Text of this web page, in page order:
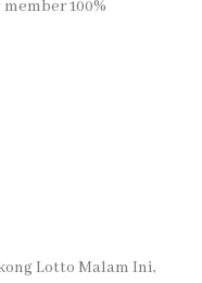
100%
Lotto Malam Ini,